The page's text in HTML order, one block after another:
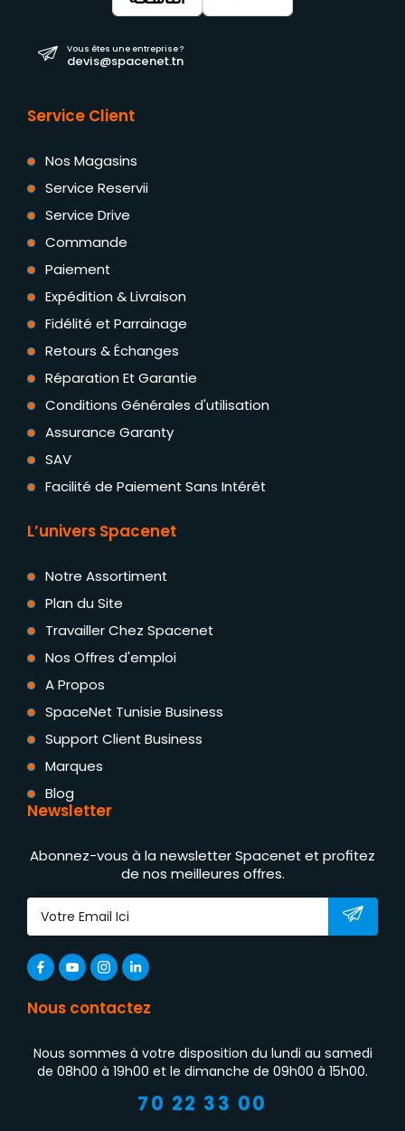
Vous êtes une entreprise ?
devis@spacenet.tn
Service Client
Nos Magasins
Service Reservii
Service Drive
Commande
Paiement
Expédition & Livraison
Fidélité et Parrainage
Retours & Échanges
Réparation Et Garantie
Conditions Générales d'utilisation
Assurance Garanty
SAV
Facilité de Paiement Sans Intérêt
L’univers Spacenet
Notre Assortiment
Plan du Site
Travailler Chez Spacenet
Nos Offres d'emploi
A Propos
SpaceNet Tunisie Business
Support Client Business
Marques
Blog
Newsletter
Abonnez-vous à la newsletter Spacenet et profitez
de nos meilleures offres.
Nous contactez
Nous sommes à votre disposition du lundi au samedi
de 08h00 à 19h00 et le dimanche de 09h00 à 15h00.
70 22 33 00